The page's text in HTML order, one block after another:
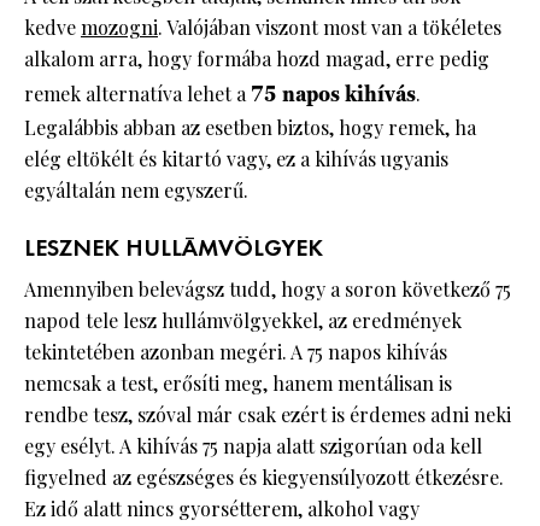
kedvemozogni. Valójában viszont most van a tökéletes
alkalom arra, hogy formába hozd magad, erre pedig
remek alternatíva lehet a75 napos kihívás.
Legalábbis abban az esetben biztos, hogy remek, ha
elég eltökélt és kitartó vagy, ez a kihívás ugyanis
egyáltalán nem egyszerű.
LESZNEK HULLÁMVÖLGYEK
Amennyiben belevágsz tudd, hogy a soron következő 75
napod tele lesz hullámvölgyekkel, az eredmények
tekintetében azonban megéri. A 75 napos kihívás
nemcsak a test, erősíti meg, hanem mentálisan is
rendbe tesz, szóval már csak ezért is érdemes adni neki
egy esélyt. A kihívás 75 napja alatt szigorúan oda kell
figyelned az egészséges és kiegyensúlyozott étkezésre.
Ez idő alatt nincs gyorsétterem, alkohol vagy